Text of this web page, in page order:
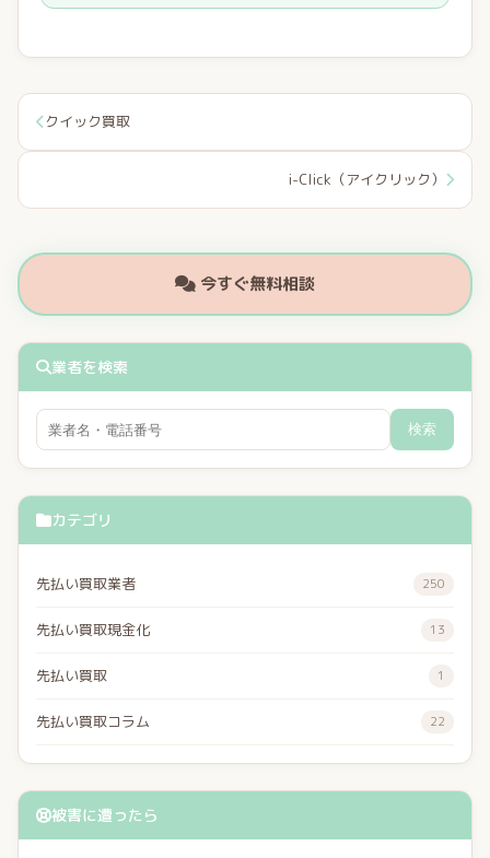
クイック買取
i-Click（アイクリック）
今すぐ無料相談
業者を検索
検索
カテゴリ
先払い買取業者 250
先払い買取現金化 13
先払い買取 1
先払い買取コラム 22
被害に遭ったら